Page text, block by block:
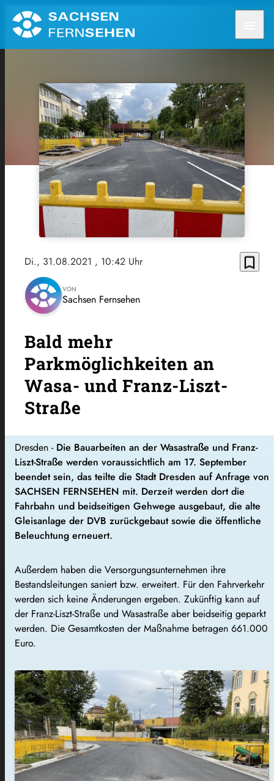
Di., 31.08.2021 , 10:42 Uhr bookmark_border
VON
Sachsen Fernsehen
Bald mehr
Parkmöglichkeiten an
Wasa- und Franz-Liszt-
Straße
Dresden - Die Bauarbeiten an der Wasastraße und Franz-
Liszt-Straße werden voraussichtlich am 17. September
beendet sein, das teilte die Stadt Dresden auf Anfrage von
SACHSEN FERNSEHEN mit. Derzeit werden dort die
Fahrbahn und beidseitigen Gehwege ausgebaut, die alte
Gleisanlage der DVB zurückgebaut sowie die öffentliche
Beleuchtung erneuert.
Außerdem haben die Versorgungsunternehmen ihre
Bestandsleitungen saniert bzw. erweitert. Für den Fahrverkehr
werden sich keine Änderungen ergeben. Zukünftig kann auf
der Franz-Liszt-Straße und Wasastraße aber beidseitig geparkt
werden. Die Gesamtkosten der Maßnahme betragen 661.000
Euro.